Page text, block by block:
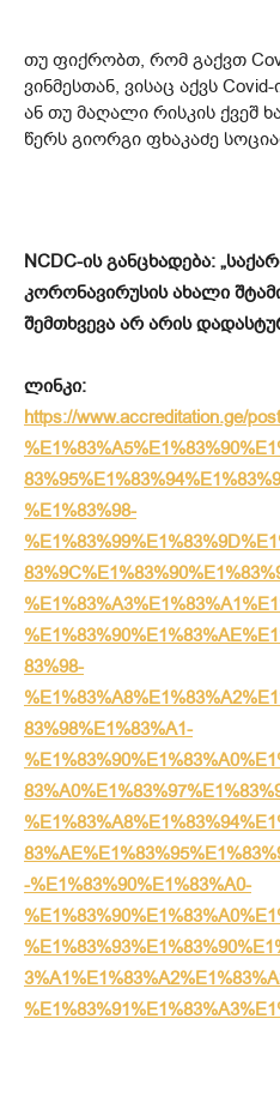
თუ ფიქრობთ, რომ გაქვთ
ვინმესთან, ვისაც აქვს
ან თუ მაღალი რისკის ქვეშ
წერს გიორგი ფხაკაძე
NCDC-ის განცხადება:
კორონავირუსის ახალი
შემთხვევა არ არის
ლინკი:
https://www.accreditation.ge/
%E1%83%98-
83%98-
83%98%E1%83%A1-
-%E1%83%90%E1%83%A0-